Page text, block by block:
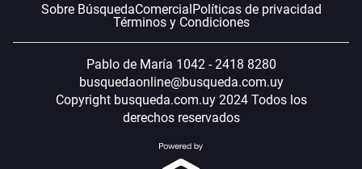
Sobre BúsquedaComercialPolíticas de privacidad
Términos y Condiciones
Pablo de María 1042 - 2418 8280
busquedaonline@busqueda.com.uy
Copyright busqueda.com.uy 2024 Todos los
derechos reservados